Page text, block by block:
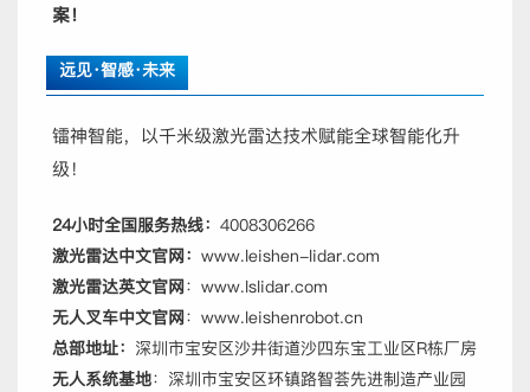
案！
远见·智感·未来
镭神智能，以千米级激光雷达技术赋能全球智能化升
级！
24小时全国服务热线： 4008306266
激光雷达中文官网： www.leishen-lidar.com
激光雷达英文官网：www.lslidar.com
无人叉车中文官网：www.leishenrobot.cn
总部地址： 深圳市宝安区沙井街道沙四东宝工业区R栋厂房
无人系统基地：深圳市宝安区环镇路智荟先进制造产业园